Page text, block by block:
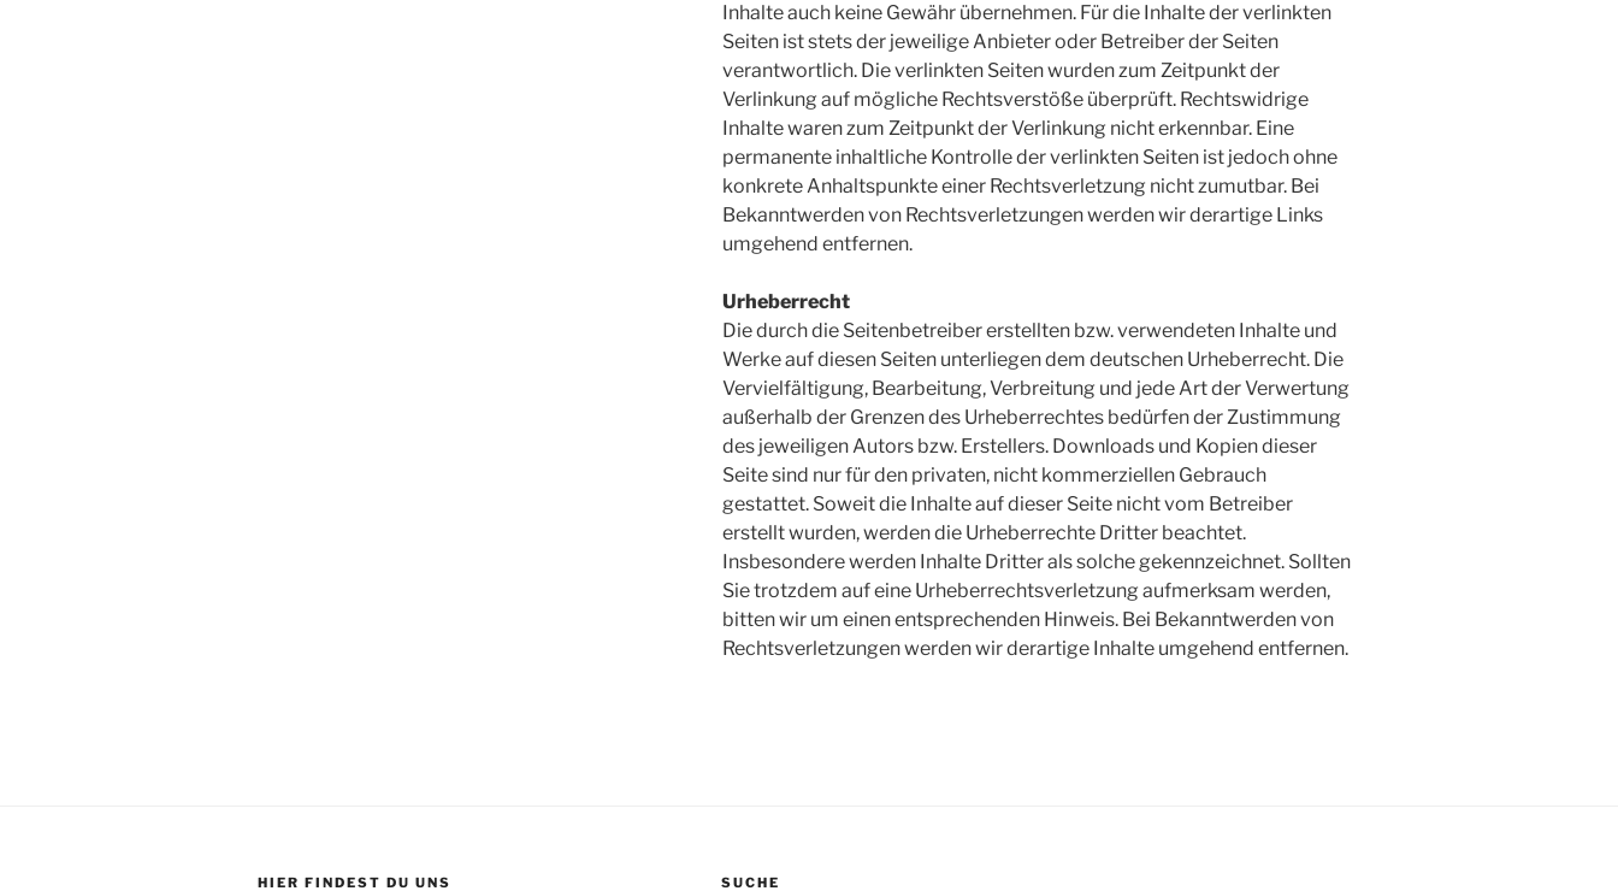
Inhalte auch keine Gewähr übernehmen. Für die Inhalte der verlinkten
Seiten ist stets der jeweilige Anbieter oder Betreiber der Seiten
verantwortlich. Die verlinkten Seiten wurden zum Zeitpunkt der
Verlinkung auf mögliche Rechtsverstöße überprüft. Rechtswidrige
Inhalte waren zum Zeitpunkt der Verlinkung nicht erkennbar. Eine
permanente inhaltliche Kontrolle der verlinkten Seiten ist jedoch ohne
konkrete Anhaltspunkte einer Rechtsverletzung nicht zumutbar. Bei
Bekanntwerden von Rechtsverletzungen werden wir derartige Links
umgehend entfernen.
Urheberrecht
Die durch die Seitenbetreiber erstellten bzw. verwendeten Inhalte und
Werke auf diesen Seiten unterliegen dem deutschen Urheberrecht. Die
Vervielfältigung, Bearbeitung, Verbreitung und jede Art der Verwertung
außerhalb der Grenzen des Urheberrechtes bedürfen der Zustimmung
des jeweiligen Autors bzw. Erstellers. Downloads und Kopien dieser
Seite sind nur für den privaten, nicht kommerziellen Gebrauch
gestattet. Soweit die Inhalte auf dieser Seite nicht vom Betreiber
erstellt wurden, werden die Urheberrechte Dritter beachtet.
Insbesondere werden Inhalte Dritter als solche gekennzeichnet. Sollten
Sie trotzdem auf eine Urheberrechtsverletzung aufmerksam werden,
bitten wir um einen entsprechenden Hinweis. Bei Bekanntwerden von
Rechtsverletzungen werden wir derartige Inhalte umgehend entfernen.
HIER FINDEST DU UNS SUCHE